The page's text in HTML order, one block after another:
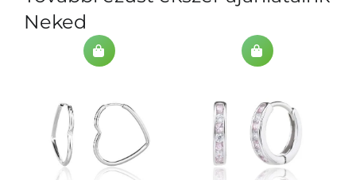
Neked